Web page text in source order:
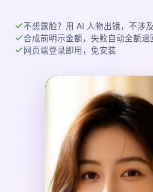
不想露脸？用 AI 人物出镜，不涉
合成前明示金额，失败自动全额退
网页端登录即用，免安装